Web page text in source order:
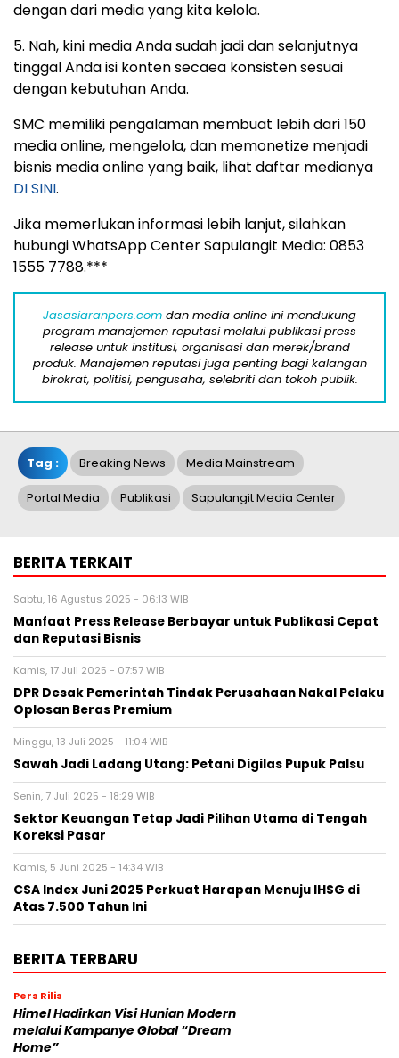
dengan dari media yang kita kelola.
5. Nah, kini media Anda sudah jadi dan selanjutnya
tinggal Anda isi konten secaea konsisten sesuai
dengan kebutuhan Anda.
SMC memiliki pengalaman membuat lebih dari 150
media online, mengelola, dan memonetize menjadi
bisnis media online yang baik, lihat daftar medianya
DI SINI.
Jika memerlukan informasi lebih lanjut, silahkan
hubungi WhatsApp Center Sapulangit Media: 0853
1555 7788.***
Jasasiaranpers.com dan media online ini mendukung
program manajemen reputasi melalui publikasi press
release untuk institusi, organisasi dan merek/brand
produk. Manajemen reputasi juga penting bagi kalangan
birokrat, politisi, pengusaha, selebriti dan tokoh publik.
Tag : Breaking News Media Mainstream
Portal Media Publikasi Sapulangit Media Center
BERITA TERKAIT
Sabtu, 16 Agustus 2025 - 06:13 WIB
Manfaat Press Release Berbayar untuk Publikasi Cepat
dan Reputasi Bisnis
Kamis, 17 Juli 2025 - 07:57 WIB
DPR Desak Pemerintah Tindak Perusahaan Nakal Pelaku
Oplosan Beras Premium
Minggu, 13 Juli 2025 - 11:04 WIB
Sawah Jadi Ladang Utang: Petani Digilas Pupuk Palsu
Senin, 7 Juli 2025 - 18:29 WIB
Sektor Keuangan Tetap Jadi Pilihan Utama di Tengah
Koreksi Pasar
Kamis, 5 Juni 2025 - 14:34 WIB
CSA Index Juni 2025 Perkuat Harapan Menuju IHSG di
Atas 7.500 Tahun Ini
BERITA TERBARU
Pers Rilis
Himel Hadirkan Visi Hunian Modern
melalui Kampanye Global “Dream
Home”